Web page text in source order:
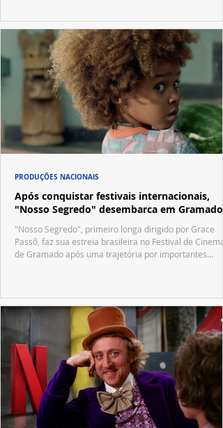
Após conquistar festivais internacionais,
"Nosso Segredo" desembarca em Gramado
"Nosso Segredo", primeiro longa dirigido por Grace
Passô, faz sua estreia brasileira no Festival de Cinema
de Gramado após uma trajetória por importantes
PRODUÇÕES NACIONAIS